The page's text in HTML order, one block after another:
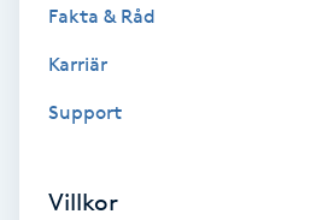
Coachning
Fakta & Råd
Karriär
Support
Villkor